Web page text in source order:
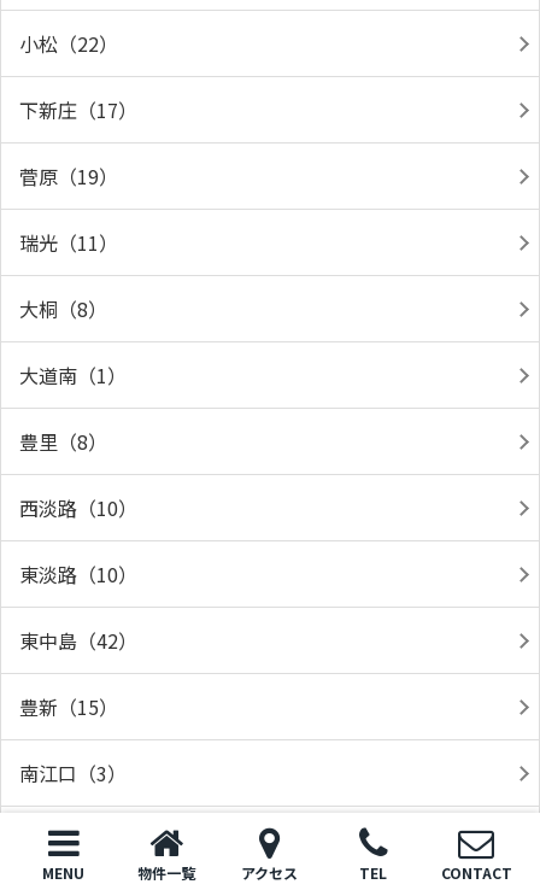
小松（22）
下新庄（17）
菅原（19）
瑞光（11）
大桐（8）
大道南（1）
豊里（8）
西淡路（10）
東淡路（10）
東中島（42）
豊新（15）
南江口（3）
東井高野小学校区（2）
MENU 物件一覧 アクセス TEL CONTACT